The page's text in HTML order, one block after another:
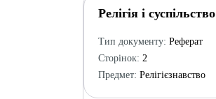
Релігія і суспільство
Тип документу: Реферат
Сторінок: 2
Предмет: Релігієзнавство